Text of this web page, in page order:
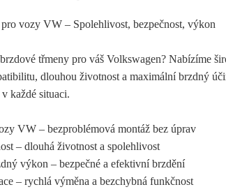
vozy VW – Spolehlivost, bezpečnost, výkon
třmeny pro váš Volkswagen? Nabízíme
dlouhou životnost a maximální brzdný
každé situaci.
VW – bezproblémová montáž bez úprav
– dlouhá životnost a spolehlivost
výkon – bezpečné a efektivní brzdění
– rychlá výměna a bezchybná funkčnost